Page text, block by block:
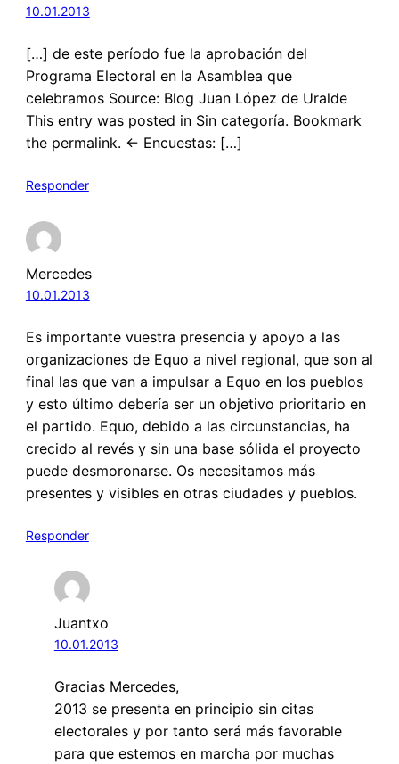
10.01.2013
[…] de este período fue la aprobación del
Programa Electoral en la Asamblea que
celebramos Source: Blog Juan López de Uralde
This entry was posted in Sin categoría. Bookmark
the permalink. ← Encuestas: […]
Responder
Mercedes
10.01.2013
Es importante vuestra presencia y apoyo a las
organizaciones de Equo a nivel regional, que son al
final las que van a impulsar a Equo en los pueblos
y esto último debería ser un objetivo prioritario en
el partido. Equo, debido a las circunstancias, ha
crecido al revés y sin una base sólida el proyecto
puede desmoronarse. Os necesitamos más
presentes y visibles en otras ciudades y pueblos.
Responder
Juantxo
10.01.2013
Gracias Mercedes,
2013 se presenta en principio sin citas
electorales y por tanto será más favorable
para que estemos en marcha por muchas